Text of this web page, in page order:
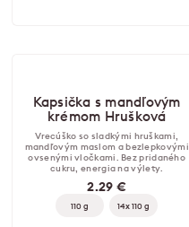
Kapsička s mandľovým
krémom Hrušková
Vrecúško so sladkými hruškami,
mandľovým maslom a bezlepkovými
ovsenými vločkami. Bez pridaného
cukru, energia na výlety.
2.29 €
110 g 14x 110 g